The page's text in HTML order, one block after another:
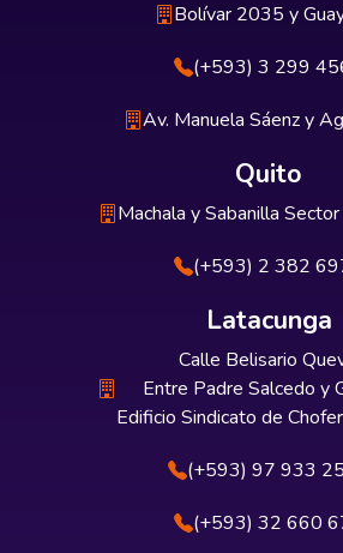
Bolívar 2035 y
(+593) 3 299
Av. Manuela Sáenz y
Quito
Machala y Sabanilla
(+593) 2 382
Latacunga
Calle Belisario
Entre Padre Salcedo y
Edificio Sindicato de
(+593) 97 933
(+593) 32 660